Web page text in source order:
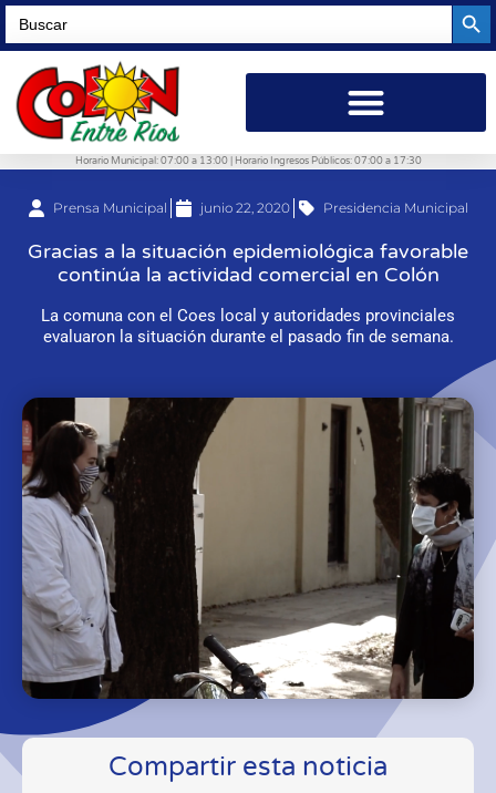
Search
for:
Horario Municipal: 07:00 a 13:00 | Horario Ingresos Públicos: 07:00 a 17:30
Prensa Municipal junio 22, 2020 Presidencia Municipal
Gracias a la situación epidemiológica favorable
continúa la actividad comercial en Colón
La comuna con el Coes local y autoridades provinciales
evaluaron la situación durante el pasado fin de semana.
Compartir esta noticia